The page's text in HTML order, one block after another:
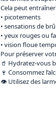
Cela peut
• picotements
• sensations de
• yeux rouges ou
• vision floue
Pour préserver
🥤 Hydratez-vous
🍷 Consommez
👁️ Utilisez des